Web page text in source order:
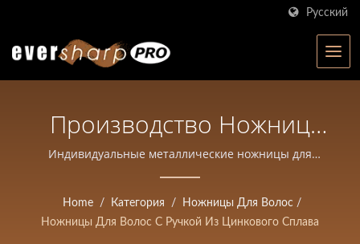
Русский
Производство Ножниц
Для Волос С Литой
Ручкой | Ножницы
Высокой Точности,
Индивидуальные металлические ножницы для
волос | Eversharp Pro Company | Производитель
опытом
Home / Категория / Ножницы Для Волос /
Ножницы Для Волос С Ручкой Из Цинкового Сплава